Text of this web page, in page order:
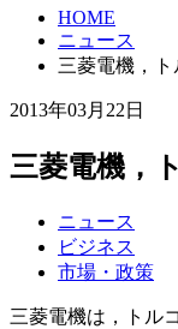
HOME
ニュース
三菱電機，ト
2013年03月22日
三菱電機，
ニュース
ビジネス
市場・政策
三菱電機は，トル